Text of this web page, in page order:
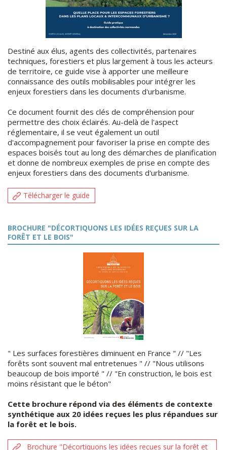
Destiné aux élus, agents des collectivités, partenaires
techniques, forestiers et plus largement à tous les acteurs
de territoire, ce guide vise à apporter une meilleure
connaissance des outils mobilisables pour intégrer les
enjeux forestiers dans les documents d'urbanisme.
Ce document fournit des clés de compréhension pour
permettre des choix éclairés. Au-delà de l'aspect
réglementaire, il se veut également un outil
d'accompagnement pour favoriser la prise en compte des
espaces boisés tout au long des démarches de planification
et donne de nombreux exemples de prise en compte des
enjeux forestiers dans des documents d'urbanisme.
Télécharger le guide
BROCHURE "DÉCORTIQUONS LES IDÉES REÇUES SUR LA
FORÊT ET LE BOIS"
" Les surfaces forestières diminuent en France " // "Les
forêts sont souvent mal entretenues " // "Nous utilisons
beaucoup de bois importé " // "En construction, le bois est
moins résistant que le béton"
Cette brochure répond via des éléments de contexte
synthétique aux 20 idées reçues les plus répandues sur
la forêt et le bois.
Brochure "Décortiquons les idées reçues sur la forêt et